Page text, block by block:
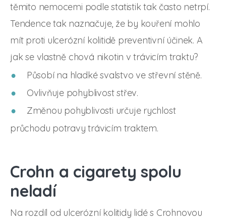
těmito nemocemi podle statistik tak často netrpí.
Tendence tak naznačuje, že by kouření mohlo
mít proti ulcerózní kolitidě preventivní účinek. A
jak se vlastně chová nikotin v trávicím traktu?
Působí na hladké svalstvo ve střevní stěně.
Ovlivňuje pohyblivost střev.
Změnou pohyblivosti určuje rychlost
průchodu potravy trávicím traktem.
Crohn a cigarety spolu
neladí
Na rozdíl od ulcerózní kolitidy lidé s Crohnovou